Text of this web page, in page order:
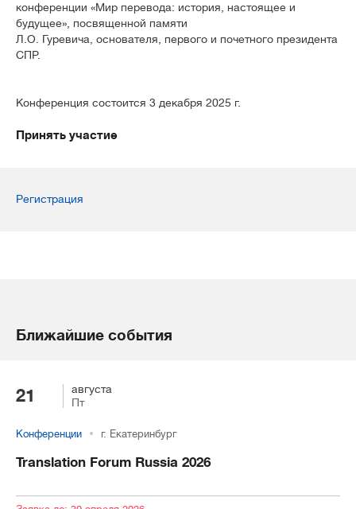
конференции «Мир перевода: история, настоящее и
будущее», посвященной памяти
Л.О. Гуревича, основателя, первого и почетного президента
СПР.
Конференция состоится 3 декабря 2025 г.
Принять участие
Регистрация
Ближайшие события
21
августа
Пт
Конференции г. Екатеринбург
Translation Forum Russia 2026